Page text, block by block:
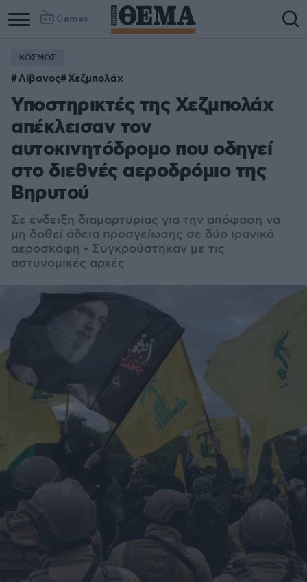
Games
ΚΟΣΜΟΣ
Λίβανος Χεζμπολάχ
Υποστηρικτές της Χεζμπολάχ
απέκλεισαν τον
αυτοκινητόδρομο που οδηγεί
στο διεθνές αεροδρόμιο της
Βηρυτού
Σε ένδειξη διαμαρτυρίας για την απόφαση να
μη δοθεί άδεια προσγείωσης σε δύο ιρανικά
αεροσκάφη - Συγκρούστηκαν με τις
αστυνομικές αρχές